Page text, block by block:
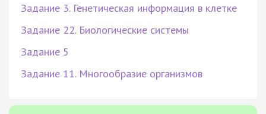
Задание 3. Генетическая информация в клетке
Задание 22. Биологические системы
Задание 5
Задание 11. Многообразие организмов